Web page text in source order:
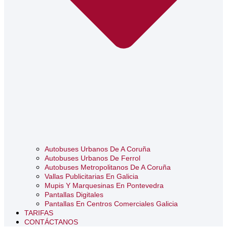
Autobuses Urbanos De A Coruña
Autobuses Urbanos De Ferrol
Autobuses Metropolitanos De A Coruña
Vallas Publicitarias En Galicia
Mupis Y Marquesinas En Pontevedra
Pantallas Digitales
Pantallas En Centros Comerciales Galicia
TARIFAS
CONTÁCTANOS